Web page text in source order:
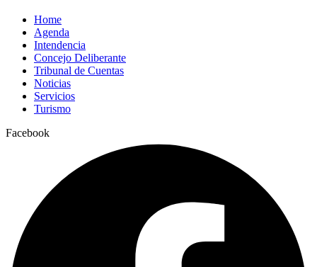
Home
Agenda
Intendencia
Concejo Deliberante
Tribunal de Cuentas
Noticias
Servicios
Turismo
Facebook